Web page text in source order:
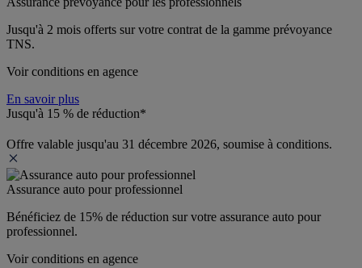
Jusqu'à 2 mois offerts sur votre contrat de la gamme prévoyance
TNS.
Voir conditions en agence
En savoir plus
Jusqu'à 15 % de réduction*
Offre valable jusqu'au 31 décembre 2026, soumise à conditions.
Assurance auto pour professionnel
Bénéficiez de 15% de réduction sur votre assurance auto pour
professionnel.
Voir conditions en agence